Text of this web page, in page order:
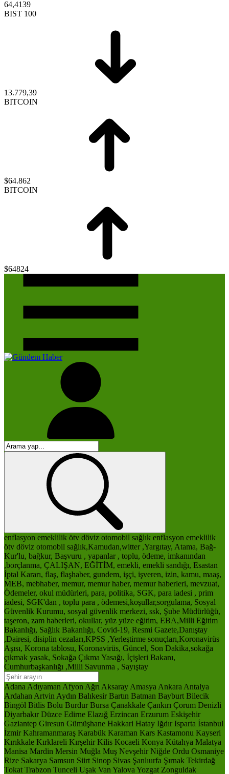
64,4139
BIST 100
13.779,39
BITCOIN
$64.862
BITCOIN
$64824
enflasyon emeklilik ötv döviz otomobil sağlık enflasyon emeklilik
ötv döviz otomobil sağlık,Kamudan,witter ,Yargıtay, Atama, Bağ-
Kur'lu, bağkur, Başvuru , yapanlar , toplu, ödeme, imkanından
,borçlanma, ÇALIŞAN, EĞİTİM, emekli, emekli sandığı, Esastan
İptal Kararı, flaş, flaşhaber, gundem, işçi, işveren, izin, kamu, maaş,
MEB, mebhaber, memur, memur haber, memur haberleri, mevzuat,
Ödemeler, okul müdürleri, para, politika, SGK, para iadesi , prim
iadesi, SGK'dan , toplu para , ödemesi,koşullar,sorgulama, Sosyal
Güvenlik Kurumu, sosyal güvenlik merkezi, ssk, Şube Müdürlüğü,
taşeron, zam haberleri, okullar, yüz yüze eğitim, EBA,Milli Eğitim
Bakanlığı, Sağlık Bakanlığı, Covid-19, Resmi Gazete,Danıştay
,Dairesi, disiplin cezaları,KPSS ,Yerleştirme sonuçları,Koronavirüs
Aşısı, Korona tablosu, Koronavirüs, Güncel, Son Dakika,sokağa
çıkmak yasak, Sokağa Çıkma Yasağı, İçişleri Bakanı,
Cumhurbaşkanlığı ,Milli Savunma , Sayıştay
Adana Adıyaman Afyon Ağrı Aksaray Amasya Ankara Antalya
Ardahan Artvin Aydın Balıkesir Bartın Batman Bayburt Bilecik
Bingöl Bitlis Bolu Burdur Bursa Çanakkale Çankırı Çorum Denizli
Diyarbakır Düzce Edirne Elazığ Erzincan Erzurum Eskişehir
Gaziantep Giresun Gümüşhane Hakkari Hatay Iğdır Isparta İstanbul
İzmir Kahramanmaraş Karabük Karaman Kars Kastamonu Kayseri
Kırıkkale Kırklareli Kırşehir Kilis Kocaeli Konya Kütahya Malatya
Manisa Mardin Mersin Muğla Muş Nevşehir Niğde Ordu Osmaniye
Rize Sakarya Samsun Siirt Sinop Sivas Şanlıurfa Şırnak Tekirdağ
Tokat Trabzon Tunceli Uşak Van Yalova Yozgat Zonguldak